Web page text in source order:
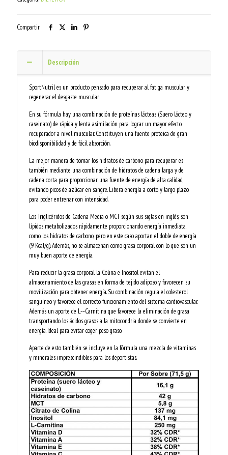
Compartir
Descripción
SportNutril es un producto pensado para recuperar al fatiga muscular y
regenerar el desgaste muscular.
En su fórmula hay una combinación de proteínas lácteas (Suero lácteo y
caseinato) de rápida y lenta asimilación para lograr un mayor efecto
recuperador a nivel muscular. Constituyen una fuente proteica de gran
biodisponibilidad y de fácil absorción.
La mejor manera de tomar los hidratos de carbono para recuperar es
también mediante una combinación de hidratos de cadena larga y de
cadena corta para proporcionar una fuente de energía de alta calidad,
evitando picos de azúcar en sangre. Libera energía a corto y largo plazo
para poder entrenar con intensidad.
Los Triglicéridos de Cadena Media o MCT según sus siglas en inglés, son
lípidos metabolizados rápidamente proporcionando energía inmediata,
como los hidratos de carbono, pero en este caso aportan el doble de energía
(9 Kcal/g). Además, no se almacenan como grasa corporal con lo que son un
muy buen aporte de energía.
Para reducir la grasa corporal la Colina e Inositol evitan el
almacenamiento de las grasas en forma de tejido adiposo y favorecen su
movilización para obtener energía. Su combinación regula el colesterol
sanguíneo y favorece el correcto funcionamiento del sistema cardiovascular.
Además un aporte de L-­‐Carnitina que favorece la eliminación de grasa
transportando los ácidos grasos a la mitocondria donde se convierte en
energía. Ideal para evitar coger peso graso.
Aparte de esto también se incluye en la fórmula una mezcla de vitaminas
y minerales imprescindibles para los deportistas.